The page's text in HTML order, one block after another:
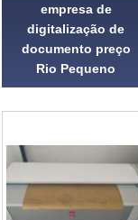
empresa de
digitalização de
documento preço
Rio Pequeno